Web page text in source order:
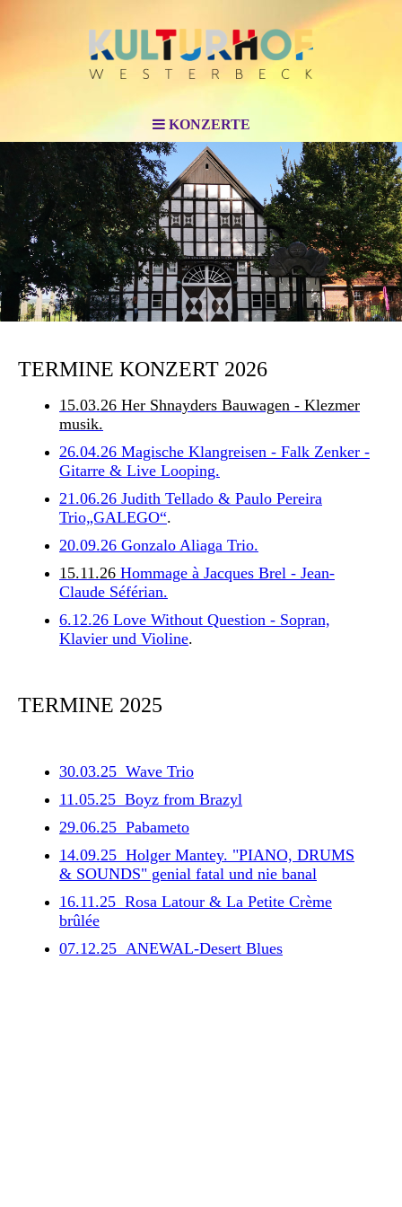
KONZERTE
TERMINE KONZERT 2026
15.03.26 Her Shnayders Bauwagen - Klezmer
musik.
26.04.26 Magische Klangreisen - Falk Zenker -
Gitarre & Live Looping.
21.06.26 Judith Tellado & Paulo Pereira
Trio„GALEGO“.
20.09.26 Gonzalo Aliaga Trio.
15.11.26 Hommage à Jacques Brel - Jean-
Claude Séférian.
6.12.26 Love Without Question - Sopran,
Klavier und Violine.
TERMINE 2025
30.03.25 Wave Trio
11.05.25 Boyz from Brazyl
29.06.25 Pabameto
14.09.25 Holger Mantey. "PIANO, DRUMS
& SOUNDS" genial fatal und nie banal
16.11.25 Rosa Latour & La Petite Crème
brûlée
07.12.25 ANEWAL-Desert Blues